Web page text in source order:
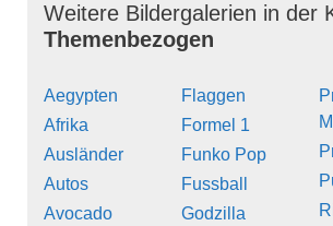
Weitere Bildergalerien in der
Themenbezogen
Aegypten
Afrika
Ausländer
Autos
Avocado
Flaggen
Formel 1
Funko Pop
Fussball
Godzilla